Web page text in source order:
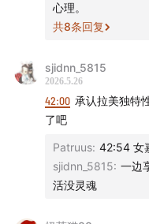
心理。
共8条回复
sjidnn_5815
2026.5.26
42:00 承认拉美独特
了吧
Patruus: 42:54 女
sjidnn_5815: 一边
活没灵魂